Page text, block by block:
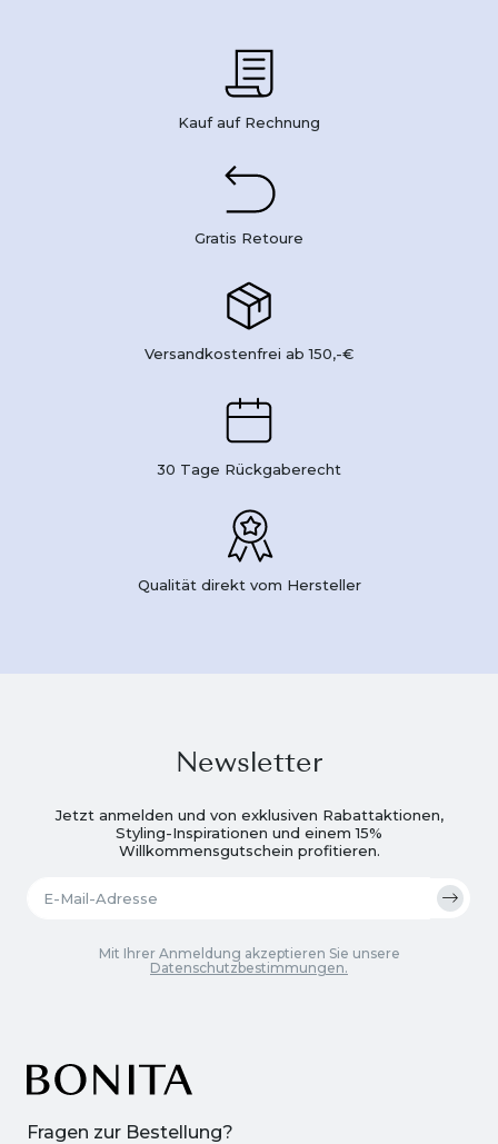
Kauf auf Rechnung
Gratis Retoure
Versandkostenfrei ab 150,-€
30 Tage Rückgaberecht
Qualität direkt vom Hersteller
Fragen zur Bestellung?
Newsletter
Jetzt anmelden und von exklusiven Rabattaktionen,
Styling-Inspirationen und einem 15%
Willkommensgutschein profitieren.
Mit Ihrer Anmeldung akzeptieren Sie unsere
Datenschutzbestimmungen.